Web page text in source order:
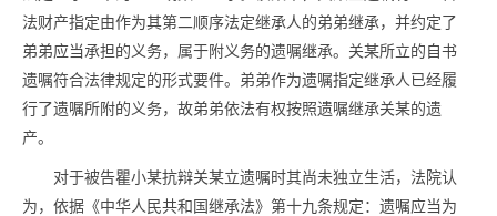
法财产指定由作为其第二顺序法定继承人的弟弟继承，并约定了
弟弟应当承担的义务，属于附义务的遗嘱继承。关某所立的自书
遗嘱符合法律规定的形式要件。弟弟作为遗嘱指定继承人已经履
行了遗嘱所附的义务，故弟弟依法有权按照遗嘱继承关某的遗
产。
对于被告瞿小某抗辩关某立遗嘱时其尚未独立生活，法院认
为，依据《中华人民共和国继承法》第十九条规定：遗嘱应当为